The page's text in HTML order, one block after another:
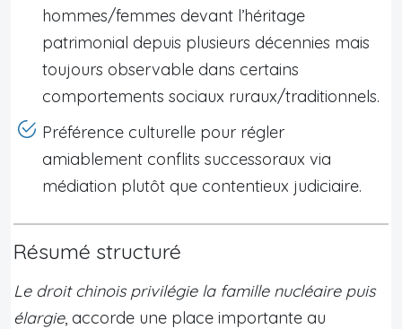
hommes/femmes devant l’héritage
patrimonial depuis plusieurs décennies mais
toujours observable dans certains
comportements sociaux ruraux/traditionnels.
Préférence culturelle pour régler
amiablement conflits successoraux via
médiation plutôt que contentieux judiciaire.
Résumé structuré
Le droit chinois privilégie la famille nucléaire puis
élargie, accorde une place importante au